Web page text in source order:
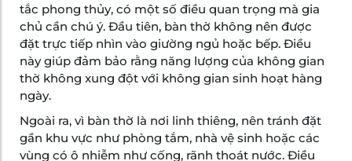
tắc phong thủy, có một số điều quan trọng mà gia
chủ cần chú ý. Đầu tiên, bàn thờ không nên được
đặt trực tiếp nhìn vào giường ngủ hoặc bếp. Điều
này giúp đảm bảo rằng năng lượng của không gian
thờ không xung đột với không gian sinh hoạt hàng
ngày.
Ngoài ra, vì bàn thờ là nơi linh thiêng, nên tránh đặt
gần khu vực như phòng tắm, nhà vệ sinh hoặc các
vùng có ô nhiễm như cống, rãnh thoát nước. Điều